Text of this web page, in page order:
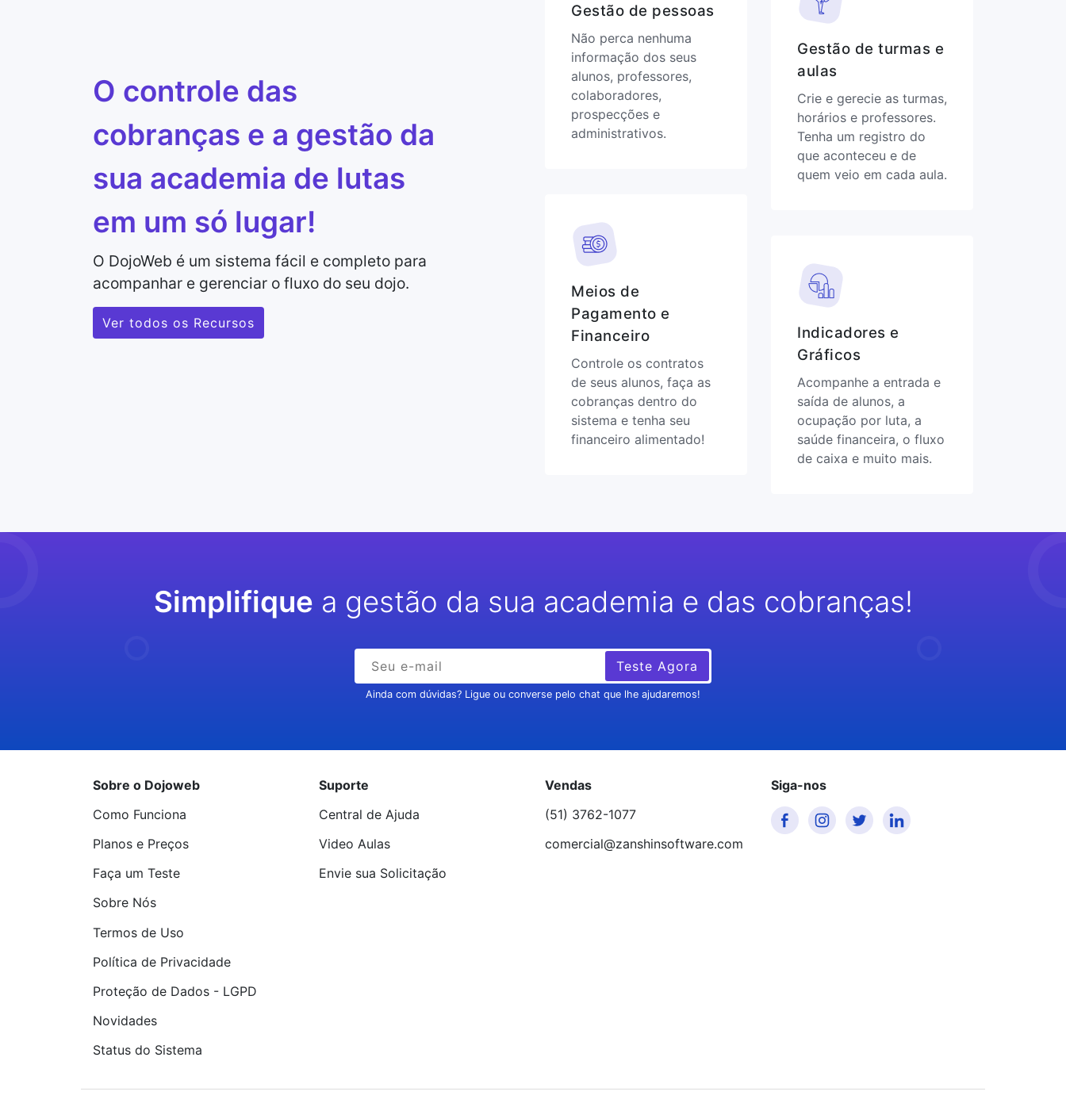
O controle das
cobranças e a gestão da
sua academia de lutas
em um só lugar!
O DojoWeb é um sistema fácil e completo para
acompanhar e gerenciar o fluxo do seu dojo.
Ver todos os Recursos
Gestão de pessoas
Não perca nenhuma
informação dos seus
alunos, professores,
colaboradores,
prospecções e
administrativos.
Meios de
Pagamento e
Financeiro
Controle os contratos
de seus alunos, faça as
cobranças dentro do
sistema e tenha seu
financeiro alimentado!
Gestão de turmas e
aulas
Crie e gerecie as turmas,
horários e professores.
Tenha um registro do
que aconteceu e de
quem veio em cada aula.
Indicadores e
Gráficos
Acompanhe a entrada e
saída de alunos, a
ocupação por luta, a
saúde financeira, o fluxo
de caixa e muito mais.
Simplifique a gestão da sua academia e das cobranças!
Teste Agora
Ainda com dúvidas? Ligue ou converse pelo chat que lhe ajudaremos!
Sobre o Dojoweb
Como Funciona
Planos e Preços
Faça um Teste
Sobre Nós
Termos de Uso
Política de Privacidade
Proteção de Dados - LGPD
Novidades
Status do Sistema
Suporte
Central de Ajuda
Video Aulas
Envie sua Solicitação
Vendas
(51) 3762-1077
comercial@zanshinsoftware.com
Siga-nos